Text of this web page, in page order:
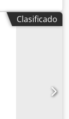
conductor:
diésel Hatz!
sujeta
Dkodpoxy Sw
Clasificado